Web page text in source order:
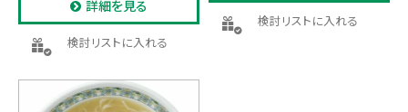
詳細を見る
検討リストに入れる
検討リストに入れる